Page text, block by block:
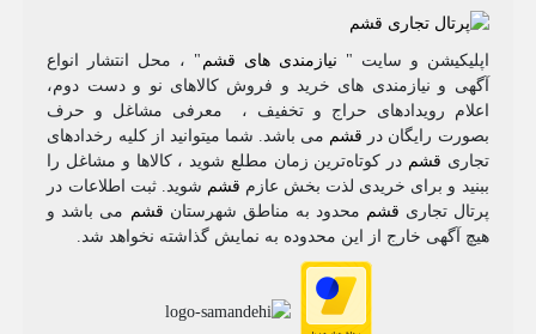
اپلیکیشن و سایت " نیازمندی های قشم " ، محل انتشار انواع
آگهی و نیازمندی های خرید و فروش کالاهای نو و دست‌ دوم،
اعلام رویدادهای حراج و تخفیف ، معرفی مشاغل و حرف
بصورت رایگان در قشم می باشد. شما میتوانید از کلیه رخدادهای
تجاری قشم در کوتاه‌ترین زمان مطلع شوید ، کالاها و مشاغل را
ببنید و برای خریدی لذت بخش عازم قشم شوید. ثبت اطلاعات در
پرتال تجاری قشم محدود به مناطق شهرستان قشم می باشد و
هیچ آگهی خارج از این محدوده به نمایش گذاشته نخواهد شد.